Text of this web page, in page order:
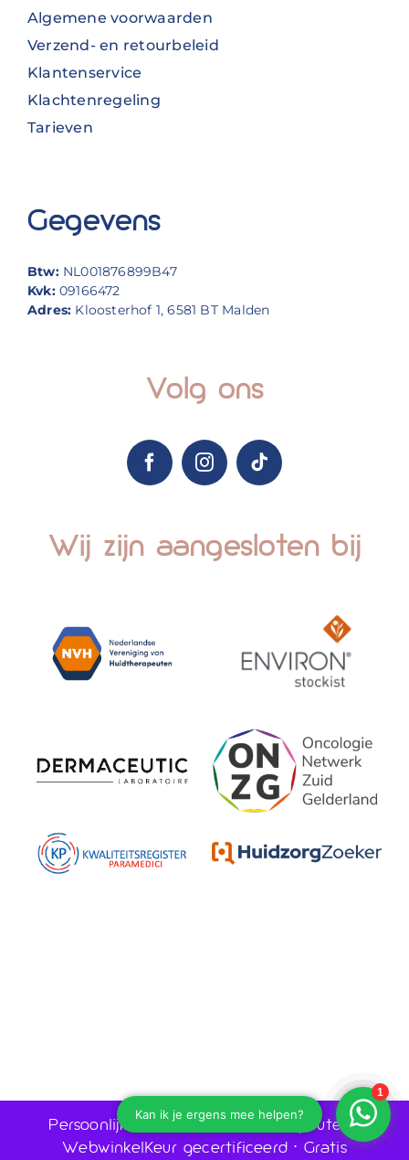
Algemene voorwaarden
Verzend- en retourbeleid
Klantenservice
Klachtenregeling
Tarieven
Gegevens
Btw: NL001876899B47
Kvk:09166472
Adres: Kloosterhof 1, 6581 BT Malden
Volg ons
Wij zijn aangesloten bij
Persoonlijk advies door huidtherapeuten •
WebwinkelKeur gecertificeerd • Gratis